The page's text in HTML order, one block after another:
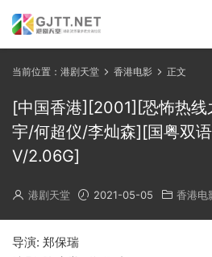
当前位置： 港剧天堂 香港电影 正文
[中国香港][2001][恐怖热
宇/何超仪/李灿森][国粤双
V/2.06G]
港剧天堂 2021-05-05 香港电
导演: 郑保瑞